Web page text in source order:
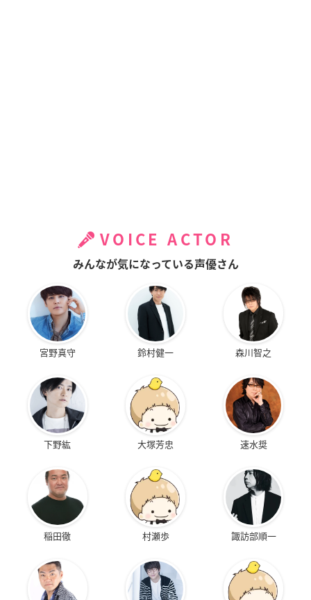
VOICE ACTOR
みんなが気になっている声優さん
宮野真守 鈴村健一 森川智之
下野紘 大塚芳忠 速水奨
稲田徹 村瀬歩 諏訪部順一